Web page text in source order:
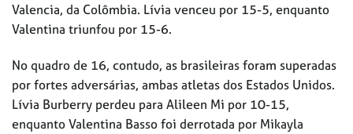
Valencia, da Colômbia. Lívia venceu por 15-5, enquanto
Valentina triunfou por 15-6.
No quadro de 16, contudo, as brasileiras foram superadas
por fortes adversárias, ambas atletas dos Estados Unidos.
Lívia Burberry perdeu para Alileen Mi por 10-15,
enquanto Valentina Basso foi derrotada por Mikayla